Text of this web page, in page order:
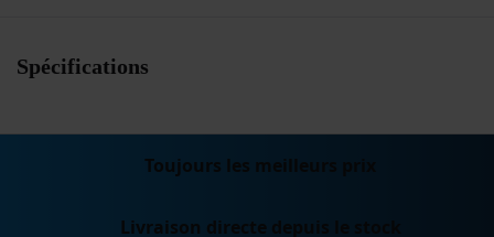
Spécifications
Toujours les meilleurs prix
Livraison directe depuis le stock